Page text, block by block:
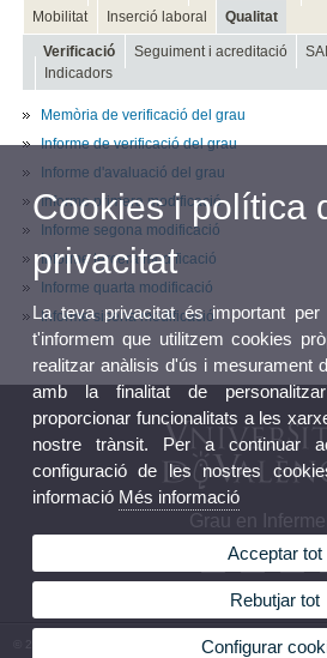
Mobilitat
Inserció laboral Qualitat
Verificació Seguiment i acreditació
Indicadors
Memòria de verificació del grau
Informe de verificació del grau
Informe d'avaluació del grau
Informe primera modificació
Informe segona modificació
Informe tercera modificació
Informe quarta modificació
Informe sisena modificació
Grau en
© 2026 UV. - Av. Menéndez y Pelayo, s/n. 46010
Cookies i política
privacitat
La teva privacitat és important
t'informem que utilitzem cookies
realitzar anàlisis d'ús i mesurament
amb la finalitat de
proporcionar funcionalitats a les
nostre trànsit. Per a continuar
configuració de les nostres
informació Més informació
Acceptar tot
Rebutjar tot
Configurar